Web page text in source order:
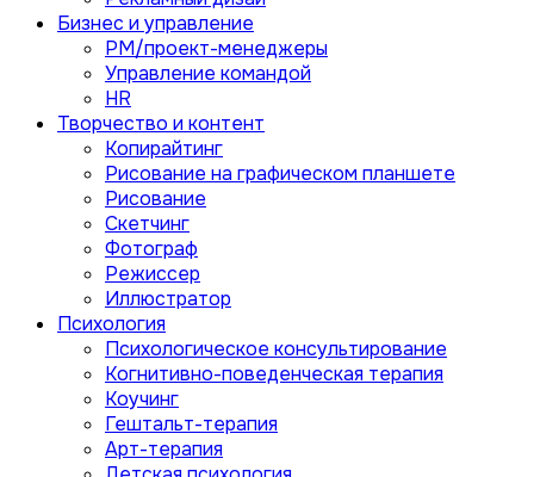
Бизнес и управление
PM/проект-менеджеры
Управление командой
HR
Творчество и контент
Копирайтинг
Рисование на графическом планшете
Рисование
Скетчинг
Фотограф
Режиссер
Иллюстратор
Психология
Психологическое консультирование
Когнитивно-поведенческая терапия
Коучинг
Гештальт-терапия
Арт-терапия